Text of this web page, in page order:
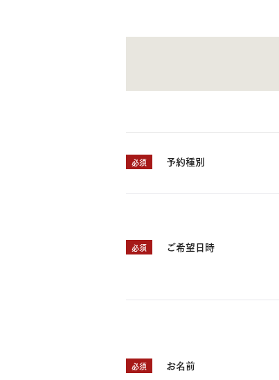
共働き家族 子育て家族
住宅タイプ
必須 予約種別
必須 ご希望日時
必須 お名前